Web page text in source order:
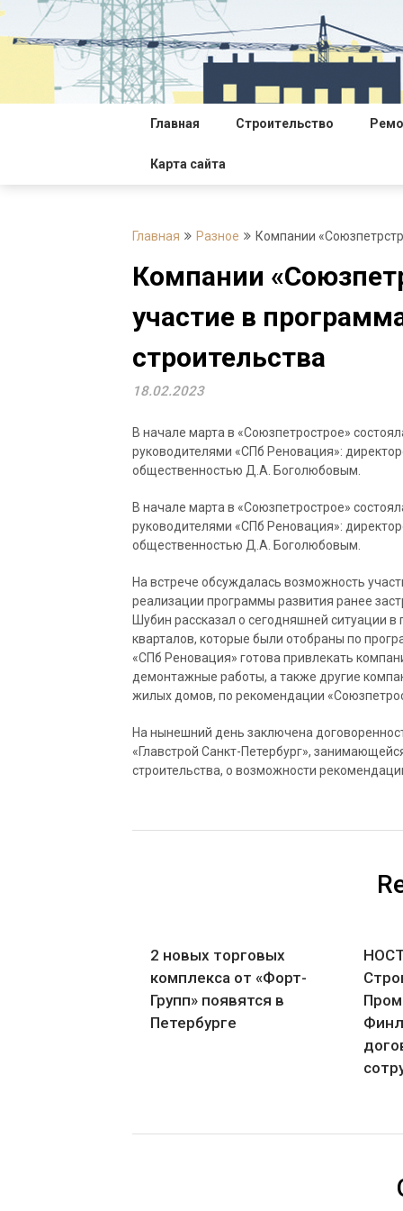
Перейти
содержимому
Главная Строительство
Карта сайта
Главная Разное Компании
Компании
участие в
строительства
18.02.2023
В начале марта в «Союзпетрострое»
руководителями «СПб Реновация»:
общественностью Д.А. Боголюбовым.
В начале марта в «Союзпетрострое»
руководителями «СПб Реновация»:
общественностью Д.А. Боголюбовым.
На встрече обсуждалась возможность
реализации программы развития ранее
Шубин рассказал о сегодняшней ситуации
кварталов, которые были отобраны по
«СПб Реновация» готова привлекать
демонтажные работы, а также другие
жилых домов, по рекомендации
На нынешний день заключена
«Главстрой Санкт-Петербург»,
строительства, о возможности
2 новых торговых
комплекса от «Форт-
Групп» появятся в
Петербурге